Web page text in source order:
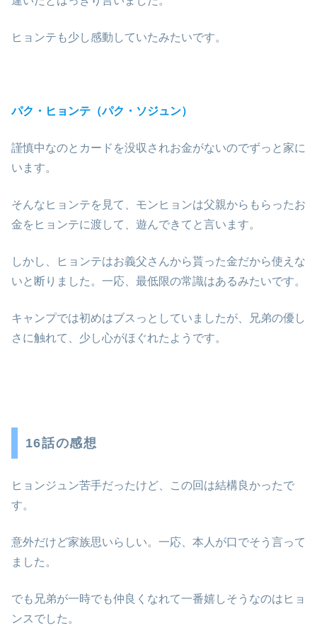
ヒョンテも少し感動していたみたいです。
パク・ヒョンテ（パク・ソジュン）
謹慎中なのとカードを没収されお金がないのでずっと家に
います。
そんなヒョンテを見て、モンヒョンは父親からもらったお
金をヒョンテに渡して、遊んできてと言います。
しかし、ヒョンテはお義父さんから貰った金だから使えな
いと断りました。一応、最低限の常識はあるみたいです。
キャンプでは初めはブスっとしていましたが、兄弟の優し
さに触れて、少し心がほぐれたようです。
16話の感想
ヒョンジュン苦手だったけど、この回は結構良かったで
す。
意外だけど家族思いらしい。一応、本人が口でそう言って
ました。
でも兄弟が一時でも仲良くなれて一番嬉しそうなのはヒョ
ンスでした。